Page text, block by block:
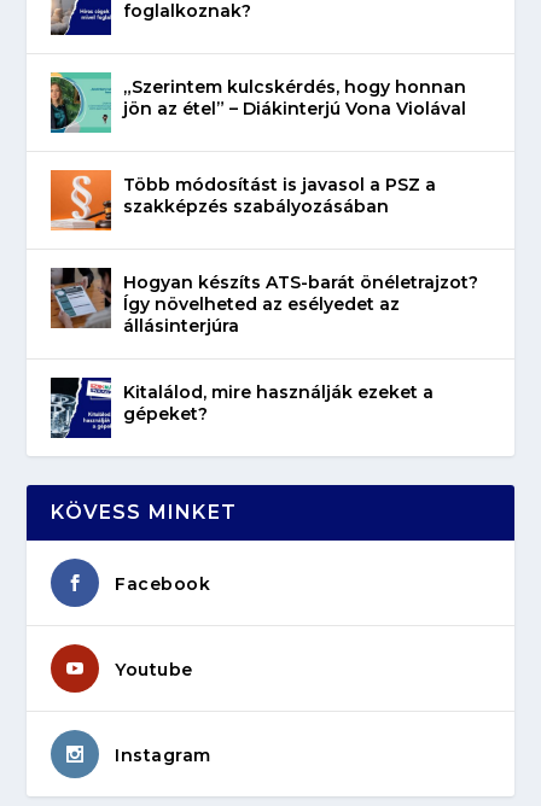
foglalkoznak?
„Szerintem kulcskérdés, hogy honnan
jön az étel” – Diákinterjú Vona Violával
Több módosítást is javasol a PSZ a
szakképzés szabályozásában
Hogyan készíts ATS-barát önéletrajzot?
Így növelheted az esélyedet az
állásinterjúra
Kitalálod, mire használják ezeket a
gépeket?
KÖVESS MINKET
Facebook
Youtube
Instagram